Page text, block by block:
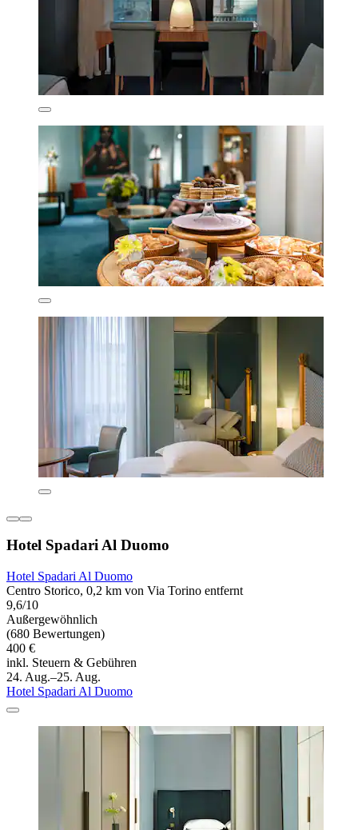
Hotel Spadari Al Duomo
Hotel Spadari Al Duomo
Centro Storico, 0,2 km von Via Torino entfernt
9,6/10
Außergewöhnlich
(680 Bewertungen)
400 €
inkl. Steuern & Gebühren
24. Aug.–25. Aug.
Hotel Spadari Al Duomo